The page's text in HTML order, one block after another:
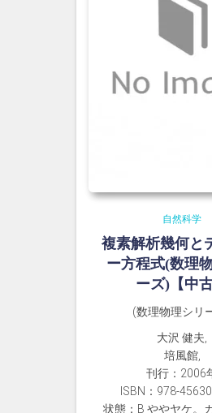
自然科学
複素解析幾何と
ー方程式(数理
ーズ)【中古
(数理物理シリ
大沢 健夫,
培風館,
刊行：2006
ISBN：978-
状態：B ややヤケ。